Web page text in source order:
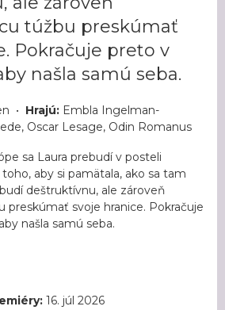
túžbu preskúmať
Pokračuje preto v
našla samú seba.
• Hrajú: Embla Ingelman-
Oscar Lesage, Odin Romanus
sa Laura prebudí v posteli
aby si pamätala, ako sa tam
deštruktívnu, ale zároveň
preskúmať svoje hranice. Pokračuje
našla samú seba.
16. júl 2026